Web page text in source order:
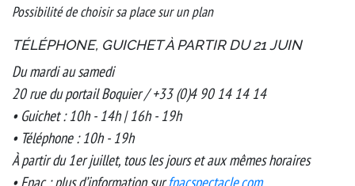
Possibilité de choisir sa place sur un plan
TÉLÉPHONE, GUICHET À PARTIR DU 21 JUIN
Du mardi au samedi
20 rue du portail Boquier / +33 (0)4 90 14 14 14
• Guichet : 10h - 14h | 16h - 19h
• Téléphone : 10h - 19h
À partir du 1er juillet, tous les jours et aux mêmes horaires
• Fnac : plus d’information surfnacspectacle.com